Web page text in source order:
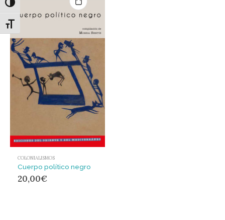
Alternar alto contraste
Alternar tamaño de letra
COLONIALISMOS
Cuerpo político negro
20,00€